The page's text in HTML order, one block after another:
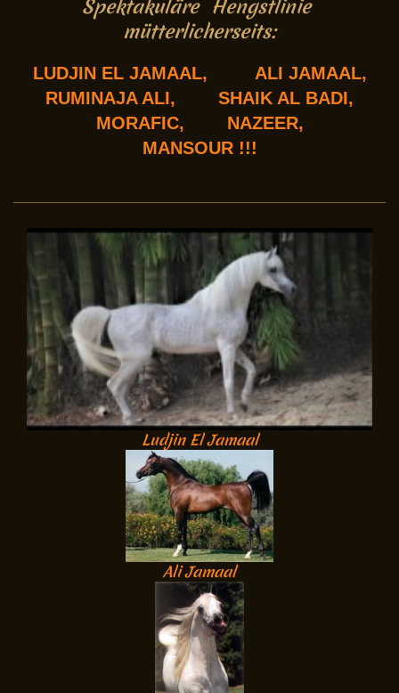
Spektakuläre Hengstlinie
mütterlicherseits:
LUDJIN EL JAMAAL, ALI JAMAAL,
RUMINAJA ALI, SHAIK AL BADI,
MORAFIC, NAZEER,
MANSOUR !!!
Ludjin El Jamaal
Ali Jamaal